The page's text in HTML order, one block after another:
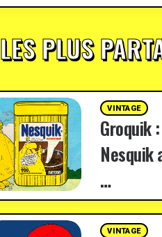
LES PLUS
VINTAGE
Groquik
Nesquik
…
VINTAGE